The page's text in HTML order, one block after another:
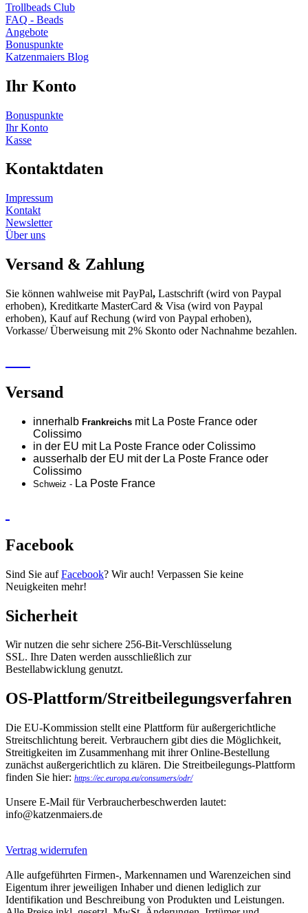
Trollbeads Club
FAQ - Beads
Angebote
Bonuspunkte
Katzenmaiers Blog
Ihr Konto
Bonuspunkte
Ihr Konto
Kasse
Kontaktdaten
Impressum
Kontakt
Newsletter
Über uns
Versand & Zahlung
Sie können wahlweise mit PayPal, Lastschrift (wird von Paypal
erhoben), Kreditkarte MasterCard & Visa (wird von Paypal
erhoben), Kauf auf Rechung (wird von Paypal erhoben),
Vorkasse/ Überweisung mit 2% Skonto oder Nachnahme bezahlen.
Versand
innerhalb Frankreichs mit La Poste France oder
Colissimo
in der EU mit La Poste France oder Colissimo
ausserhalb der EU mit der La Poste France oder
Colissimo
Schweiz - La Poste France
Facebook
Sind Sie aufFacebook? Wir auch! Verpassen Sie keine
Neuigkeiten mehr!
Sicherheit
Wir nutzen die sehr sichere 256-Bit-Verschlüsselung
SSL. Ihre Daten werden ausschließlich zur
Bestellabwicklung genutzt.
OS-Plattform/Streitbeilegungsverfahren
Die EU-Kommission stellt eine Plattform für außergerichtliche
Streitschlichtung bereit. Verbrauchern gibt dies die Möglichkeit,
Streitigkeiten im Zusammenhang mit ihrer Online-Bestellung
zunächst außergerichtlich zu klären. Die Streitbeilegungs-Plattform
finden Sie hier: https://ec.europa.eu/consumers/odr/
Unsere E-Mail für Verbraucherbeschwerden lautet:
info@katzenmaiers.de
Vertrag widerrufen
Alle aufgeführten Firmen-, Markennamen und Warenzeichen sind
Eigentum ihrer jeweiligen Inhaber und dienen lediglich zur
Identifikation und Beschreibung von Produkten und Leistungen.